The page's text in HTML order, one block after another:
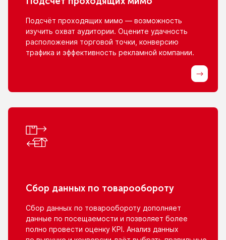
Подсчёт проходящих мимо — возможность
изучить охват аудитории. Оцените удачность
расположения торговой точки, конверсию
трафика и эффективность рекламной компании.
Сбор данных по товарообороту
Сбор данных по товарообороту дополняет
данные по посещаемости и позволяет более
полно провести оценку KPI. Анализ данных